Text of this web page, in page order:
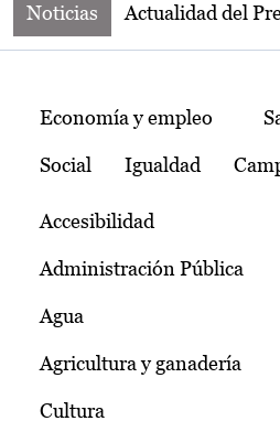
Noticias Actualidad del
Temas
Economía y empleo
Social Igualdad
Accesibilidad
Administración Pública
Agua
Agricultura y ganadería
Cultura